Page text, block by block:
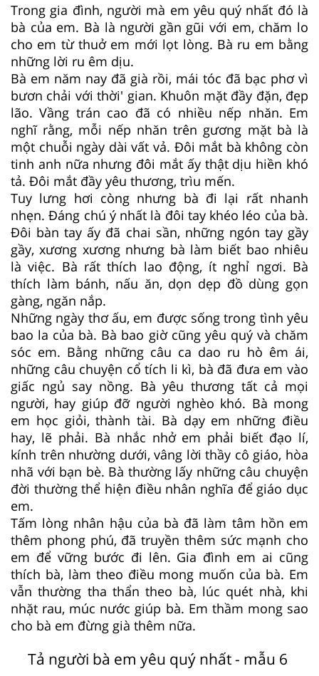
Trong gia đình, người mà em yêu quý nhất đó là
bà của em. Bà là người gần gũi với em, chăm lo
cho em từ thuở em mới lọt lòng. Bà ru em bằng
những lời ru êm dịu.
Bà em năm nay đã già rồi, mái tóc đã bạc phơ vì
bươn chải với thời' gian. Khuôn mặt đầy đặn, đẹp
lão. Vầng trán cao đã có nhiều nếp nhăn. Em
nghĩ rằng, mỗi nếp nhăn trên gương mặt bà là
một chuỗi ngày dài vất vả. Đôi mắt bà không còn
tinh anh nữa nhưng đôi mắt ấy thật dịu hiền khó
tả. Đôi mắt đầy yêu thương, trìu mến.
Tuy lưng hơi còng nhưng bà đi lại rất nhanh
nhẹn. Đáng chú ý nhất là đôi tay khéo léo của bà.
Đôi bàn tay ấy đã chai sần, những ngón tay gầy
gầy, xương xương nhưng bà làm biết bao nhiêu
là việc. Bà rất thích lao động, ít nghỉ ngơi. Bà
thích làm bánh, nấu ăn, dọn dẹp đồ dùng gọn
gàng, ngăn nắp.
Những ngày thơ ấu, em được sống trong tình yêu
bao la của bà. Bà bao giờ cũng yêu quý và chăm
sóc em. Bằng những câu ca dao ru hò êm ái,
những câu chuyện cổ tích li kì, bà đã đưa em vào
giấc ngủ say nồng. Bà yêu thương tất cả mọi
người, hay giúp đỡ người nghèo khó. Bà mong
em học giỏi, thành tài. Bà dạy em những điều
hay, lẽ phải. Bà nhắc nhở em phải biết đạo lí,
kính trên nhường dưới, vâng lời thầy cô giáo, hòa
nhã với bạn bè. Bà thường lấy những câu chuyện
đời thường thể hiện điều nhân nghĩa để giáo dục
em.
Tấm lòng nhân hậu của bà đã làm tâm hồn em
thêm phong phú, đã truyền thêm sức mạnh cho
em để vững bước đi lên. Gia đình em ai cũng
thích bà, làm theo điều mong muốn của bà. Em
vẫn thường tha thẩn theo bà, lúc quét nhà, khi
nhặt rau, múc nước giúp bà. Em thầm mong sao
cho bà em đừng già thêm nữa.
Tả người bà em yêu quý nhất - mẫu 6